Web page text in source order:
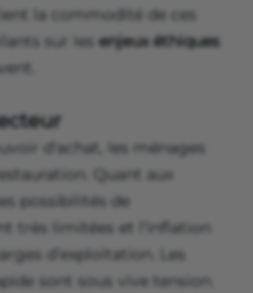
la commodité de ces
sur les enjeux éthiques
d'achat, les ménages
Quant aux
possibilités de
très limitées et l’inflation
d’exploitation. Les
sont sous vive tension.